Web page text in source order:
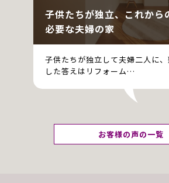
子供たちが独立、これから
必要な夫婦の家
子供たちが独立して夫婦二人に
した答えはリフォーム…
お客様の声の一覧